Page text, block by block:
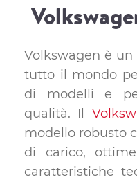
Volkswagen è
tutto il mondo
di modelli e
qualità. Il
modello robusto
di carico,
caratteristiche